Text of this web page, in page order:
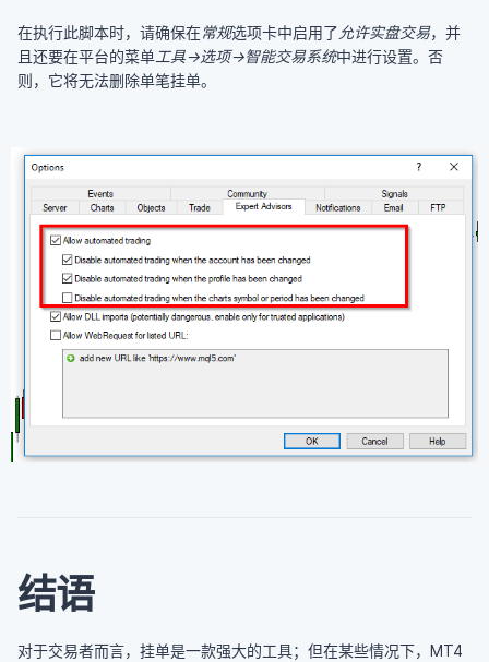
在执行此脚本时，请确保在常规选项卡中启用了允许实盘交易，并
且还要在平台的菜单工具→选项→智能交易系统中进行设置。否
则，它将无法删除单笔挂单。
结语
对于交易者而言，挂单是一款强大的工具；但在某些情况下，MT4